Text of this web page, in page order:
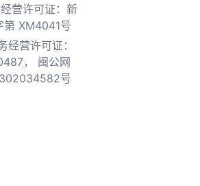
营许可证：新
第 XM4041号
经营许可证：
，
闽公网
号